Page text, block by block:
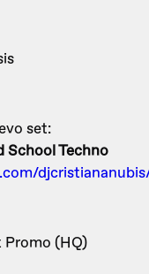
set:
School Techno
Promo (HQ)